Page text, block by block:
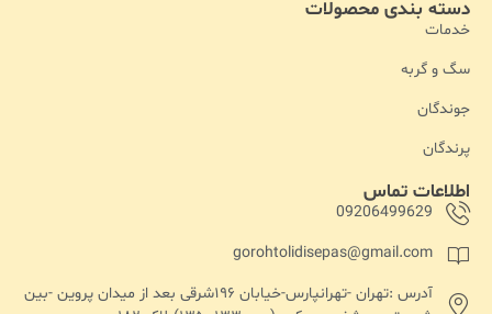
اطلاعات تماس
09206499629
gorohtolidisepas@gmail.com
آدرس :تهران -تهرانپارس-خیابان ۱۹۶شرقی بعد از میدان پروین -بین
دسته بندی محصولات
خدمات
سگ و گربه
جوندگان
پرندگان